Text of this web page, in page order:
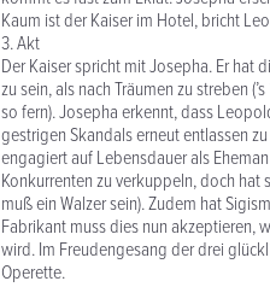
Kaum ist der Kaiser im Hotel, bricht
3. Akt
Der Kaiser spricht mit Josepha. Er hat
zu sein, als nach Träumen zu streben
so fern). Josepha erkennt, dass
gestrigen Skandals erneut entlassen
engagiert auf Lebensdauer als
Konkurrenten zu verkuppeln, doch
muß ein Walzer sein). Zudem hat
Fabrikant muss dies nun akzeptieren,
wird. Im Freudengesang der drei
Operette.